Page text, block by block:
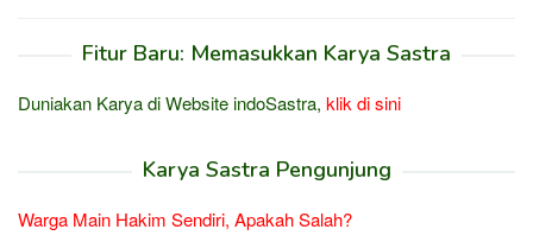
Fitur Baru: Memasukkan Karya Sastra
Duniakan Karya di Website indoSastra, klik di sini
Karya Sastra Pengunjung
Warga Main Hakim Sendiri, Apakah Salah?